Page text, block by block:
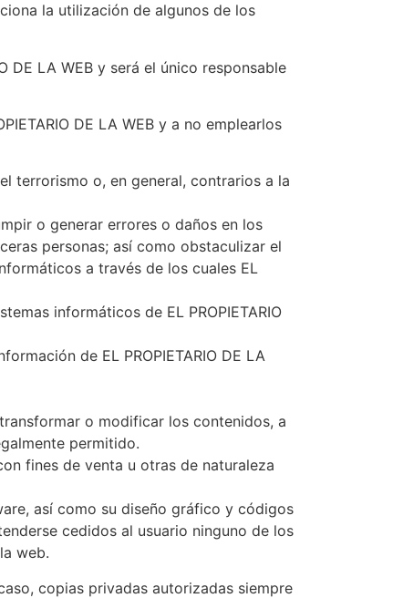
la utilización de algunos de los
DE LA WEB y será el único responsable
DE LA WEB y a no emplearlos
terrorismo o, en general, contrarios a la
o generar errores o daños en los
personas; así como obstaculizar el
a través de los cuales EL
informáticos de EL PROPIETARIO
de EL PROPIETARIO DE LA
o modificar los contenidos, a
permitido.
fines de venta u otras de naturaleza
así como su diseño gráfico y códigos
cedidos al usuario ninguno de los
web.
copias privadas autorizadas siempre